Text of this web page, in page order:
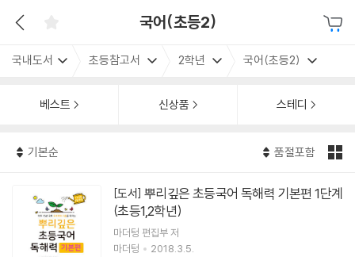
국어(초등2)
국내도서 초등참고서 2학년 국어(초등2)
베스트 신상품 스테디
기본순 품절포함
[도서]
(초등1,2학년)
마더텅 편집부 저
마더텅
2018.3.5.